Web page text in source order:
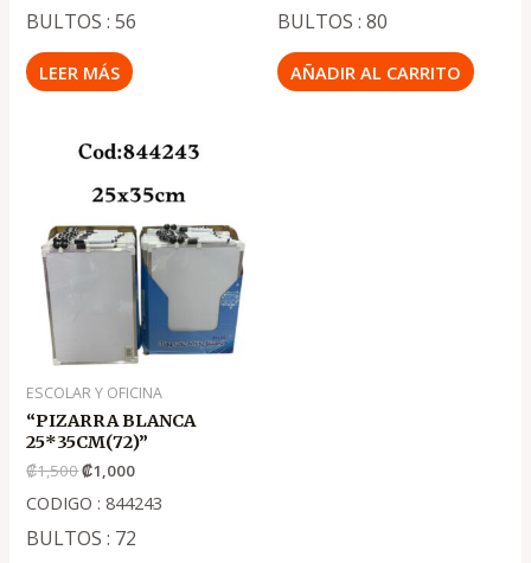
BULTOS : 56
LEER MÁS
BULTOS : 80
AÑADIR AL CARRITO
ESCOLAR Y OFICINA
“PIZARRA BLANCA
25*35CM(72)”
₡1,500
El
original
.
₡1,500
₡1,000
El
actual
.
₡1,000
CODIGO : 844243
BULTOS : 72